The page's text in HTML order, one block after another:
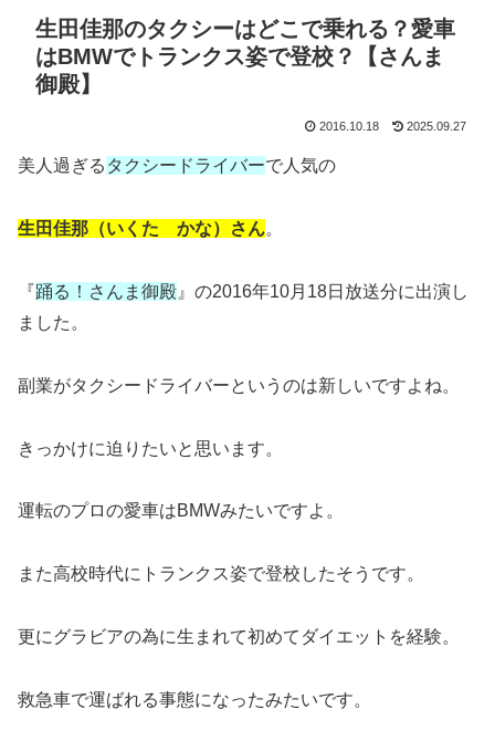
生田佳那のタクシーはどこで乗れる？愛車
はBMWでトランクス姿で登校？【さんま
御殿】
2016.10.18 2025.09.27
美人過ぎる タクシードライバーで人気の
生田佳那（いくた かな）さん。
『踊る！さんま御殿 』の2016年10月18日放送分に出演し
ました。
副業がタクシードライバーというのは新しいですよね。
きっかけに迫りたいと思います。
運転のプロの愛車はBMWみたいですよ。
また高校時代にトランクス姿で登校したそうです。
更にグラビアの為に生まれて初めてダイエットを経験。
救急車で運ばれる事態になったみたいです。